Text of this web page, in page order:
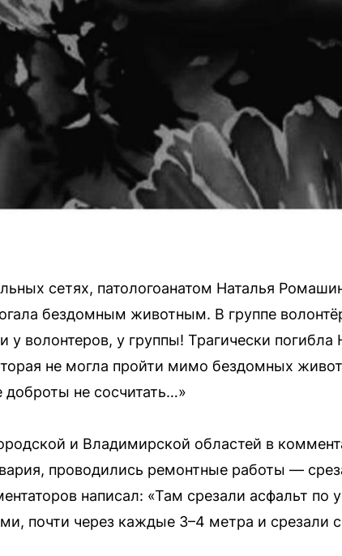
сетях, патологоанатом Наталья
бездомным животным. В группе
у волонтеров, у группы! Трагически
не могла пройти мимо бездомных
доброты не сосчитать…»
и Владимирской областей в
проводились ремонтные работы —
написал: «Там срезали асфальт по
почти через каждые 3–4 метра и срезали